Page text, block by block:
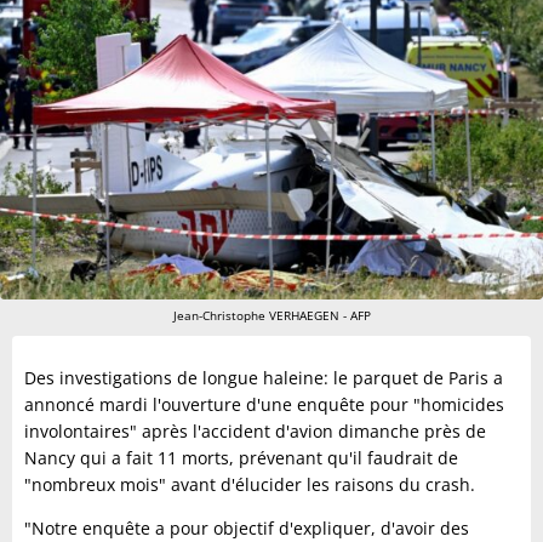
Jean-Christophe VERHAEGEN - AFP
Des investigations de longue haleine: le parquet de Paris a
annoncé mardi l'ouverture d'une enquête pour "homicides
involontaires" après l'accident d'avion dimanche près de
Nancy qui a fait 11 morts, prévenant qu'il faudrait de
"nombreux mois" avant d'élucider les raisons du crash.
"Notre enquête a pour objectif d'expliquer, d'avoir des